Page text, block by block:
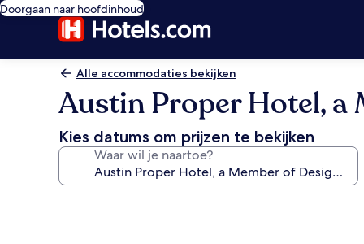
Doorgaan naar hoofdinhoud
Alle accommodaties bekijken
Austin Proper Hotel, a
Kies datums om prijzen te bekijken
Waar wil je naartoe?